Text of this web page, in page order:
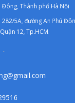
Đông, Thành phố Hà Nội
282/5A, đường An Phú
12, Tp.HCM.
-